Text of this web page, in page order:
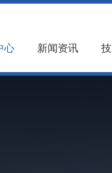
心 新闻资讯